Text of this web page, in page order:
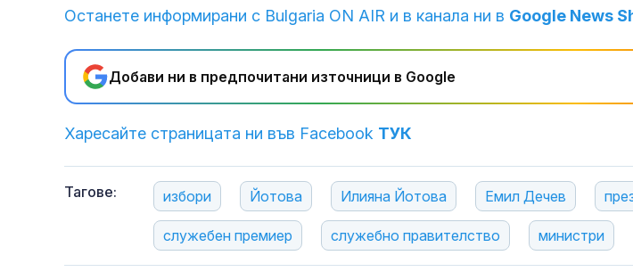
Останете информирани с Bulgaria ON AIR и в канала ни в Google News
Добави ни в предпочитани източници в Google
Харесайте страницата ни във Facebook ТУК
Тагове: избори Йотова Илияна Йотова Емил Дечев
служебен премиер служебно правителство министри